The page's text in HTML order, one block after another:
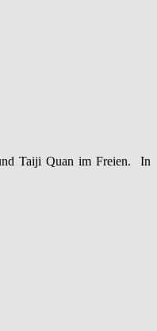
Taiji Quan im Freien. In